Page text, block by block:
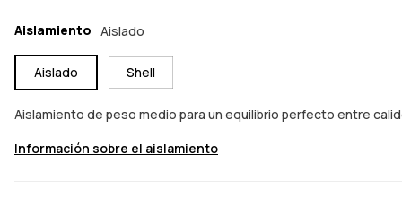
Aislamiento Aislado
Aislado Shell
Aislamiento de peso medio para un equilibrio perfecto entre
Información sobre el aislamiento